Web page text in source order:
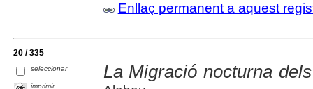
Enllaç permanent a aquest
20 / 335
seleccionar
imprimir
La Migració nocturna